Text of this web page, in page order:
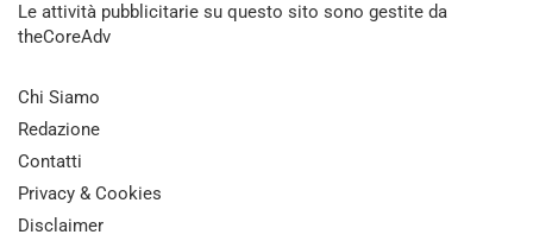
Le attività pubblicitarie su questo sito sono gestite da
theCoreAdv
Chi Siamo
Redazione
Contatti
Privacy & Cookies
Disclaimer